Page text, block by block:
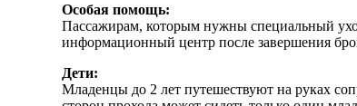
Особая помощь:
Пассажирам, которым нужны специальный
информационный центр после завершения
Дети:
Младенцы до 2 лет путешествуют на руках